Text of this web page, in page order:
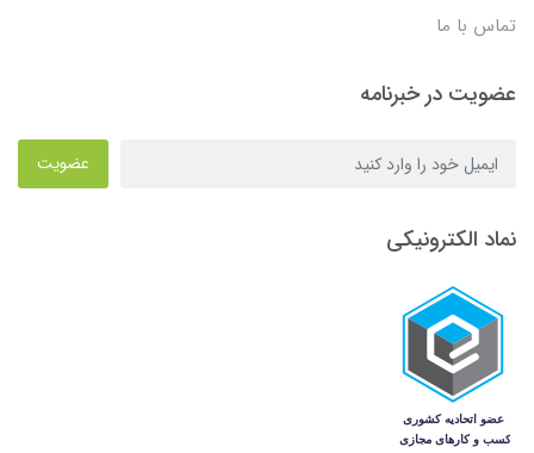
تماس با ما
عضویت در خبرنامه
عضویت
نماد الکترونیکی